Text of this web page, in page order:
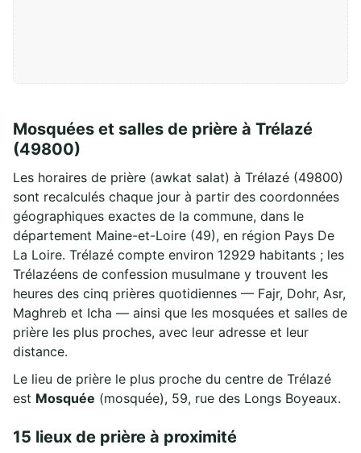
Mosquées et salles de prière à Trélazé
(49800)
Les horaires de prière (awkat salat) à Trélazé (49800)
sont recalculés chaque jour à partir des coordonnées
géographiques exactes de la commune, dans le
département Maine-et-Loire (49), en région Pays De
La Loire. Trélazé compte environ 12929 habitants ; les
Trélazéens de confession musulmane y trouvent les
heures des cinq prières quotidiennes — Fajr, Dohr, Asr,
Maghreb et Icha — ainsi que les mosquées et salles de
prière les plus proches, avec leur adresse et leur
distance.
Le lieu de prière le plus proche du centre de Trélazé
est Mosquée (mosquée), 59, rue des Longs Boyeaux.
15 lieux de prière à proximité